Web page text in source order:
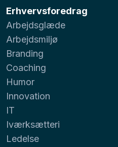
Erhvervsforedrag
Arbejdsglæde
Arbejdsmiljø
Branding
Coaching
Humor
Innovation
IT
Iværksætteri
Ledelse